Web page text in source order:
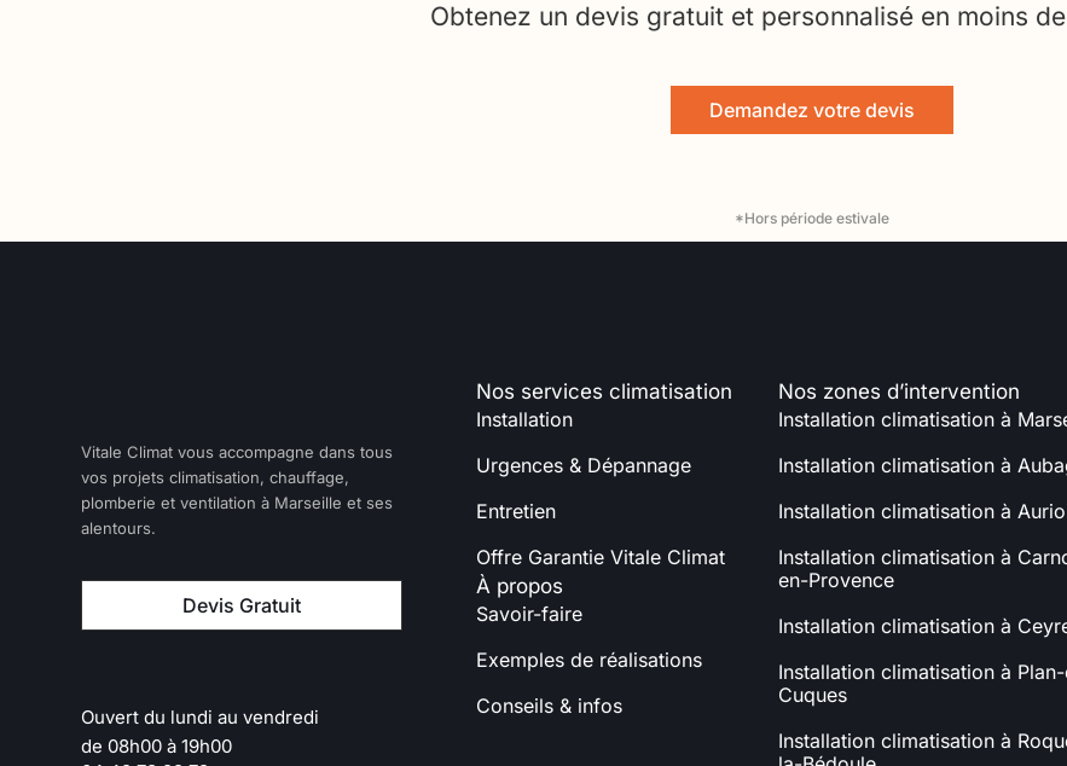
Obtenez un devis gratuit et personnalisé en moins
Demandez votre devis
*Hors période estivale
Vitale Climat vous accompagne dans tous
vos projets climatisation, chauffage,
plomberie et ventilation à Marseille et ses
alentours.
Devis Gratuit
Ouvert du lundi au vendredi
de 08h00 à 19h00
Nos services climatisation
Installation
Urgences & Dépannage
Entretien
Offre Garantie Vitale Climat
À propos
Savoir-faire
Exemples de réalisations
Conseils & infos
Nos zones d’intervention
Installation climatisation à
Installation climatisation à
Installation climatisation à
Installation climatisation à
en-Provence
Installation climatisation à
Installation climatisation à
Cuques
Installation climatisation à